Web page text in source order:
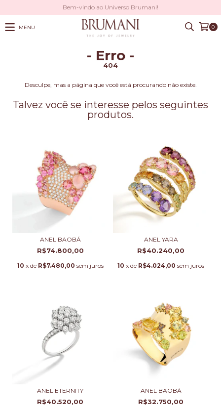
Bem-vindo ao Universo Brumani!
MENU 0
- Erro -
404
Desculpe, mas a página que você está procurando não existe.
Talvez você se interesse pelos seguintes
produtos.
ANEL BAOBÁ
R$74.800,00
10 x de R$7.480,00 sem juros
ANEL YARA
R$40.240,00
10 x de R$4.024,00 sem juros
ANEL ETERNITY
R$40.520,00
ANEL BAOBÁ
R$32.750,00